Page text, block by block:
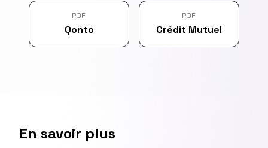
PDF
Qonto
PDF
Crédit Mutuel
En savoir plus